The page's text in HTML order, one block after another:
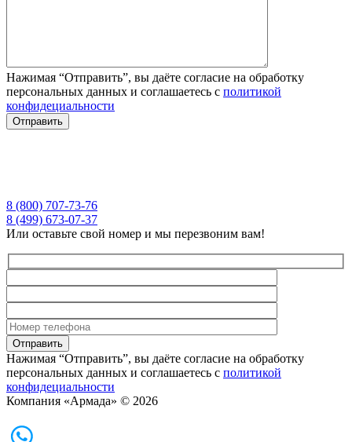
Нажимая “Отправить”, вы даёте согласие на обработку
персональных данных и соглашаетесь с политикой
конфидециальности
8 (800) 707-73-76
8 (499) 673-07-37
Или оставьте свой номер и мы перезвоним вам!
Нажимая “Отправить”, вы даёте согласие на обработку
персональных данных и соглашаетесь с политикой
конфидециальности
Компания «Армада» © 2026